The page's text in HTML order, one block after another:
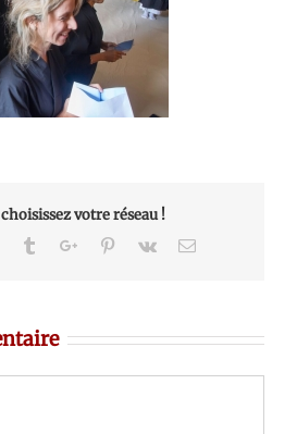
votre réseau !
TumblrGoogle+Pinterest
Vk Email